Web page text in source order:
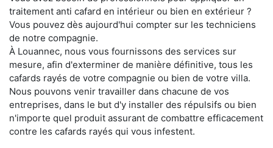
traitement anti cafard en intérieur ou bien en extérieur ?
Vous pouvez dès aujourd'hui compter sur les techniciens
de notre compagnie.
À Louannec, nous vous fournissons des services sur
mesure, afin d'exterminer de manière définitive, tous les
cafards rayés de votre compagnie ou bien de votre villa.
Nous pouvons venir travailler dans chacune de vos
entreprises, dans le but d'y installer des répulsifs ou bien
n'importe quel produit assurant de combattre efficacement
contre les cafards rayés qui vous infestent.